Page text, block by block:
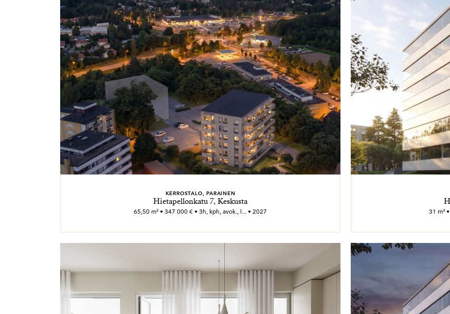
KERROSTALO, PARAINEN
Hietapellonkatu 7, Keskusta
65,50 m² • 347 000 € • 3h, kph, avok., l... • 2027 31 m²